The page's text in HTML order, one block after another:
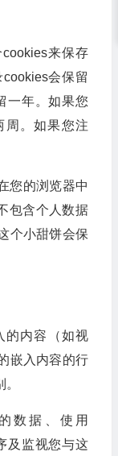
来保存
会保留
一年。如果您
周。如果您注
您的浏览器中
包含个人数据
个小甜饼会保
的内容（如视
嵌入内容的行
数据、使用
及监视您与这